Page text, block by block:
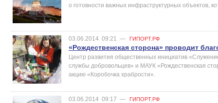
о готовности важных инфраструктурных объектов,
03.06.2014 09:21 — ГИПОРТ.РФ
«Рождественская сторона» проводит
Центр развития общественных инициатив
службы добровольцев» и МАУК «Рождественская
акцию «Коробочка храбрости».
03.06.2014 09:17 — ГИПОРТ.РФ